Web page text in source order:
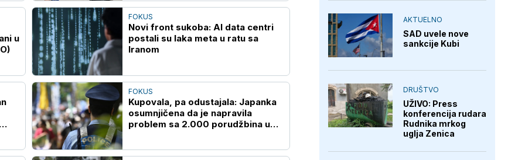
u
FOKUS
Novi front sukoba: AI data centri
postali su laka meta u ratu sa
Iranom
FOKUS
Kupovala, pa odustajala: Japanka
osumnjičena da je napravila
problem sa 2.000 porudžbina u
AKTUELNO
SAD uvele nove
sankcije Kubi
DRUŠTVO
UŽIVO: Press
konferencija rudara
Rudnika mrkog
uglja Zenica